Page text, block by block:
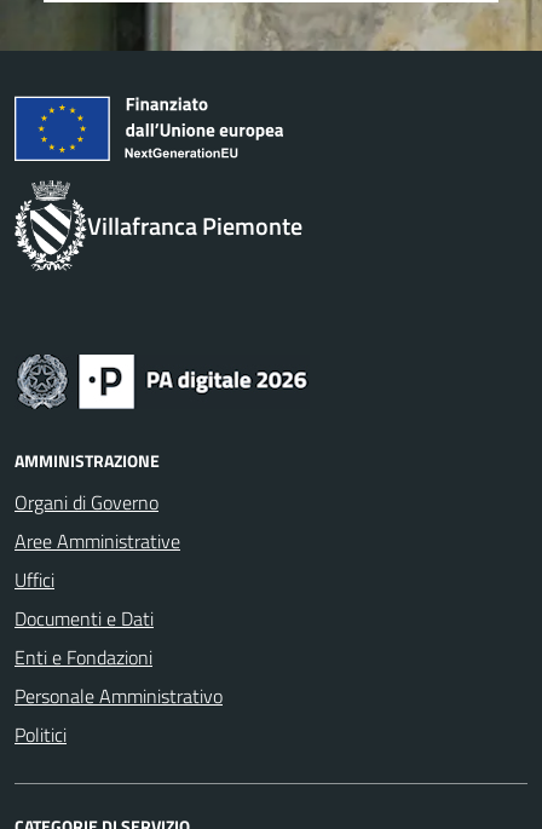
Villafranca Piemonte
AMMINISTRAZIONE
Organi di Governo
Aree Amministrative
Uffici
Documenti e Dati
Enti e Fondazioni
Personale Amministrativo
Politici